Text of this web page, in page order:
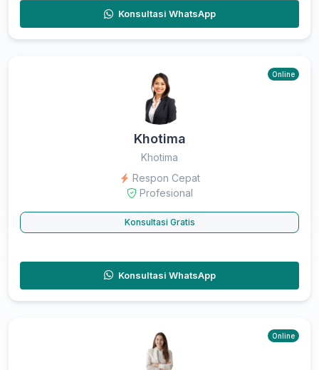
Konsultasi WhatsApp
Online
Khotima
Khotima
Respon Cepat
Profesional
Konsultasi Gratis
Konsultasi WhatsApp
Online